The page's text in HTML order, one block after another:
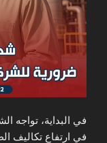
في البداية، تواجه
في ارتفاع تكاليف